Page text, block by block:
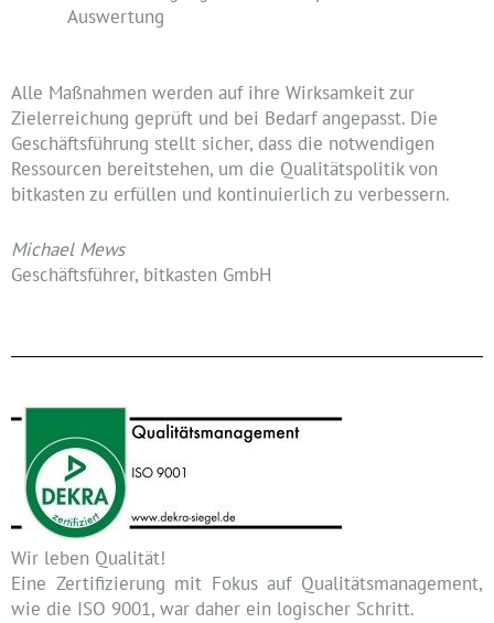
Auswertung
Alle Maßnahmen werden auf ihre Wirksamkeit zur
Zielerreichung geprüft und bei Bedarf angepasst. Die
Geschäftsführung stellt sicher, dass die notwendigen
Ressourcen bereitstehen, um die Qualitätspolitik von
bitkasten zu erfüllen und kontinuierlich zu verbessern.
Michael Mews
Geschäftsführer, bitkasten GmbH
Wir leben Qualität!
Eine Zertifizierung mit Fokus auf Qualitätsmanagement,
wie die ISO 9001, war daher ein logischer Schritt.